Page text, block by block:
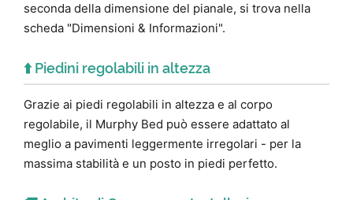
seconda della dimensione del pianale, si trova nella
scheda "Dimensioni & Informazioni".
⬆️ Piedini regolabili in altezza
Grazie ai piedi regolabili in altezza e al corpo
regolabile, il Murphy Bed può essere adattato al
meglio a pavimenti leggermente irregolari - per la
massima stabilità e un posto in piedi perfetto.